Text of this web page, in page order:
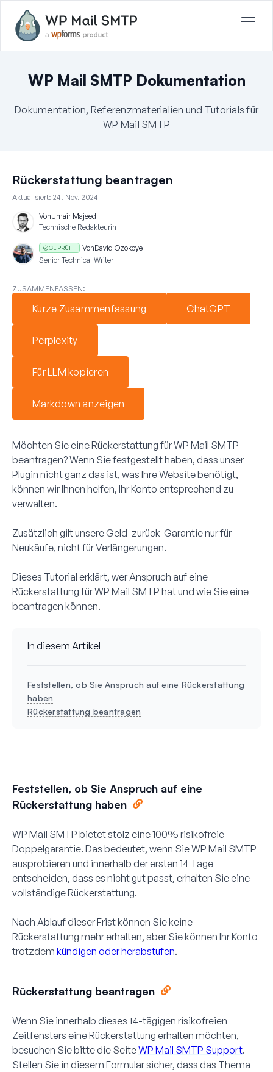
WP Mail SMTP Dokumentation
Dokumentation, Referenzmaterialien und Tutorials für
WP Mail SMTP
Rückerstattung beantragen
Aktualisiert: 24. Nov. 2024
VonUmair Majeed
Technische Redakteurin
GEPRÜFT VonDavid Ozokoye
Senior Technical Writer
ZUSAMMENFASSEN:
Kurze Zusammenfassung ChatGPT
Perplexity
Für LLM kopieren
Markdown anzeigen
Möchten Sie eine Rückerstattung für WP Mail SMTP
beantragen? Wenn Sie festgestellt haben, dass unser
Plugin nicht ganz das ist, was Ihre Website benötigt,
können wir Ihnen helfen, Ihr Konto entsprechend zu
verwalten.
Zusätzlich gilt unsere Geld-zurück-Garantie nur für
Neukäufe, nicht für Verlängerungen.
Dieses Tutorial erklärt, wer Anspruch auf eine
Rückerstattung für WP Mail SMTP hat und wie Sie eine
beantragen können.
In diesem Artikel
Feststellen, ob Sie Anspruch auf eine Rückerstattung
haben
Rückerstattung beantragen
Feststellen, ob Sie Anspruch auf eine
Rückerstattung haben
WP Mail SMTP bietet stolz eine 100% risikofreie
Doppelgarantie. Das bedeutet, wenn Sie WP Mail SMTP
ausprobieren und innerhalb der ersten 14 Tage
entscheiden, dass es nicht gut passt, erhalten Sie eine
vollständige Rückerstattung.
Nach Ablauf dieser Frist können Sie keine
Rückerstattung mehr erhalten, aber Sie können Ihr Konto
trotzdem kündigen oder herabstufen.
Rückerstattung beantragen
Wenn Sie innerhalb dieses 14-tägigen risikofreien
Zeitfensters eine Rückerstattung erhalten möchten,
besuchen Sie bitte die SeiteWP Mail SMTP Support.
Stellen Sie in diesem Formular sicher, dass das Thema